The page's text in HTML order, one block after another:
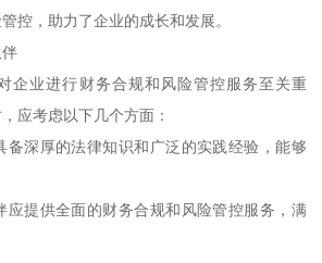
控，助力了企业的成长和发展。
企业进行财务合规和风险管控服务至关重
应考虑以下几个方面：
备深厚的法律知识和广泛的实践经验，能够
应提供全面的财务合规和风险管控服务，满